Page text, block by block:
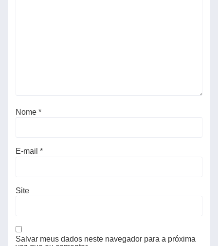
Nome *
E-mail *
Site
Salvar meus dados neste navegador para a próxima